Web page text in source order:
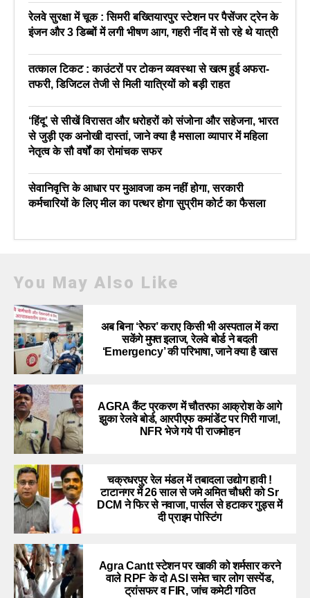
रेलवे सुरक्षा में चूक : सिमरी बख्तियारपुर स्टेशन पर पैसेंजर ट्रेन के
इंजन और 3 डिब्बों में लगी भीषण आग, गहरी नींद में सो रहे थे यात्री
तत्काल टिकट : काउंटरों पर टोकन व्यवस्था से खत्म हुई अफरा-
तफरी, डिजिटल तेजी से मिली यात्रियों को बड़ी राहत
‘हिंदू’ से सीखें विरासत और धरोहरों को संजोना और सहेजना, भारत
से जुड़ी एक अनोखी दास्तां, जाने क्या है मसाला व्यापार में महिला
नेतृत्व के सौ वर्षों का रोमांचक सफर
सेवानिवृत्ति के आधार पर मुआवजा कम नहीं होगा, सरकारी
कर्मचारियों के लिए मील का पत्थर होगा सुप्रीम कोर्ट का फैसला
You May Also Like
अब बिना ‘रेफर’ कराए किसी भी अस्पताल में करा
सकेंगे मुफ्त इलाज, रेलवे बोर्ड ने बदली
‘Emergency’ की परिभाषा, जाने क्या है खास
AGRA कैंट प्रकरण में चौतरफा आक्रोश के आगे
झुका रेलवे बोर्ड, आरपीएफ कमांडेंट पर गिरी गाज!,
NFR भेजे गये पी राजमोहन
चक्रधरपुर रेल मंडल में तबादला उद्योग हावी !
टाटानगर में 26 साल से जमे अमित चौधरी को Sr
DCM ने फिर से नवाजा, पार्सल से हटाकर गुड्स में
दी प्राइम पोस्टिंग
Agra Cantt स्टेशन पर खाकी को शर्मसार करने
वाले RPF के दो ASI समेत चार लोग सस्पेंड,
ट्रांसफर व FIR, जांच कमेटी गठित